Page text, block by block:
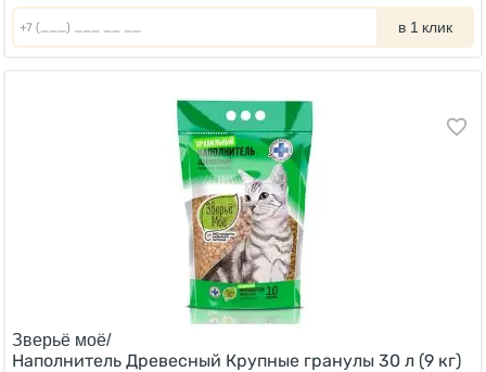
в 1 клик
Зверьё моё/
Наполнитель Древесный Крупные гранулы 30 л (9 кг)